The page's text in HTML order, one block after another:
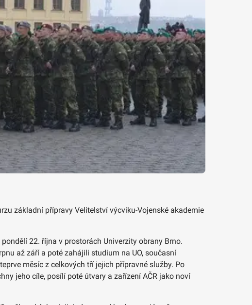
základní přípravy Velitelství výcviku-Vojenské akademie
22. října v prostorách Univerzity obrany Brno.
až září a poté zahájili studium na UO, současní
měsíc z celkových tří jejich přípravné služby. Po
jeho cíle, posílí poté útvary a zařízení AČR jako noví